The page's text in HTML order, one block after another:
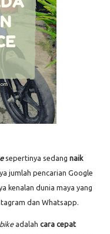
sepertinya sedang naik
jumlah pencarian Google
kenalan dunia maya yang
dan Whatsapp.
adalah cara cepat